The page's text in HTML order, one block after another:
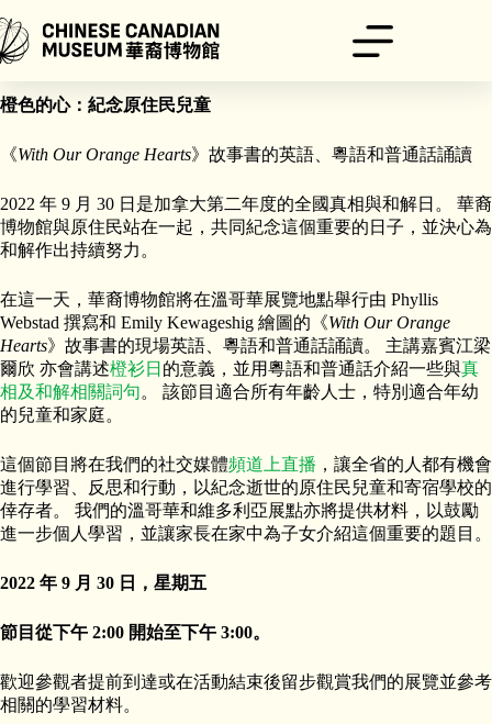
至
主
內
橙色的心：紀念原住民兒童
橙色的心：紀念原住民兒童
《With Our Orange Hearts》故事書的英語、粵語和普通話誦讀
2022 年 9 月 30 日是加拿大第二年度的全國真相與和解日。 華裔
博物館與原住民站在一起，共同紀念這個重要的日子，並決心為
和解作出持續努力。
在這一天，華裔博物館將在溫哥華展覽地點舉行由 Phyllis
Webstad 撰寫和 Emily Kewageshig 繪圖的《With Our Orange
Hearts》故事書的現場英語、粵語和普通話誦讀。 主講嘉賓江梁
爾欣 亦會講述橙衫日 的意義，並用粵語和普通話介紹一些與真
相及和解相關詞句。 該節目適合所有年齡人士，特別適合年幼
的兒童和家庭。
這個節目將在我們的社交媒體頻道上直播 ，讓全省的人都有機會
進行學習、反思和行動，以紀念逝世的原住民兒童和寄宿學校的
倖存者。 我們的溫哥華和維多利亞展點亦將提供材料，以鼓勵
進一步個人學習，並讓家長在家中為子女介​​紹這個重要的題目。
2022 年 9 月 30 日，星期五
節目從下午 2:00 開始至下午 3:00。
歡迎參觀者提前到達或在活動結束後留步觀賞我們的展覽並參考
相關的學習材料。